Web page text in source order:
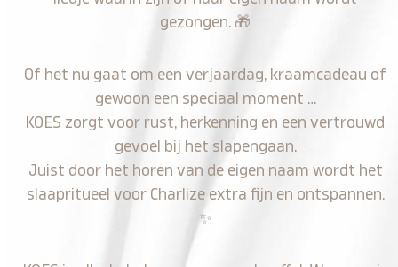
gezongen. 🎁
Of het nu gaat om een verjaardag, kraamcadeau of
gewoon een speciaal moment …
KOES zorgt voor rust, herkenning en een vertrouwd
gevoel bij het slapengaan.
Juist door het horen van de eigen naam wordt het
slaapritueel voor Charlize extra fijn en ontspannen.
✨